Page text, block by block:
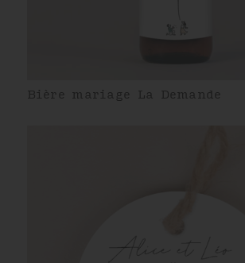
Bière mariage La Demande